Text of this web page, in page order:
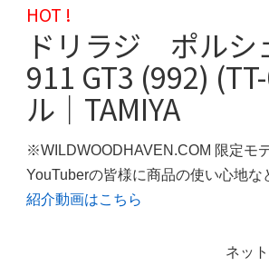
HOT !
ドリラジ ポルシ
911 GT3 (992)
ル｜TAMIYA
※WILDWOODHAVEN.COM 限定モ
YouTuberの皆様に商品の使い心地な
紹介動画はこちら
ネッ